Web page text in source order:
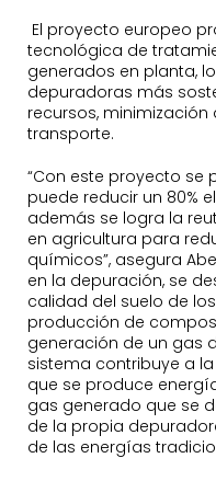
El proyecto europeo
tecnológica de
generados en planta,
depuradoras más
recursos,
transporte.
“Con este proyecto se
puede reducir un 80%
además se logra la
en agricultura para
químicos”, asegura
en la depuración, se
calidad del suelo de
producción de
generación de un gas
sistema contribuye a
que se produce
gas generado que se
de la propia
de las energías